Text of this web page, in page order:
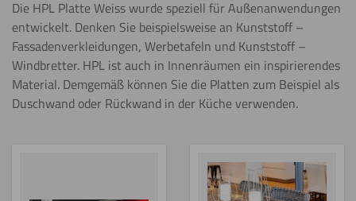
Die HPL Platte Weiss wurde speziell für Außenanwendungen
entwickelt. Denken Sie beispielsweise an Kunststoff –
Fassadenverkleidungen, Werbetafeln und Kunststoff –
Windbretter. HPL ist auch in Innenräumen ein inspirierendes
Material. Demgemäß können Sie die Platten zum Beispiel als
Duschwand oder Rückwand in der Küche verwenden.